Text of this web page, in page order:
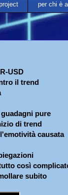
per chi è
USD
il trend
pure
di trend
causata
così
subito